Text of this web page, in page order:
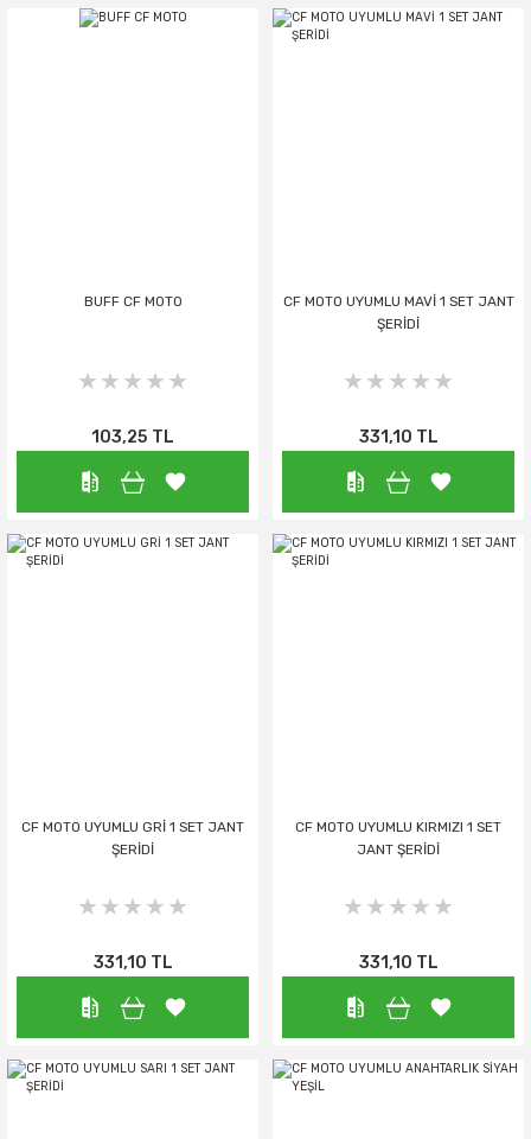
BUFF CF MOTO
103,25 TL
CF MOTO UYUMLU MAVİ 1 SET JANT
ŞERİDİ
331,10 TL
CF MOTO UYUMLU GRİ 1 SET JANT
ŞERİDİ
331,10 TL
CF MOTO UYUMLU KIRMIZI 1 SET
JANT ŞERİDİ
331,10 TL